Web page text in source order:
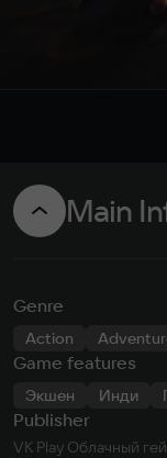
Main
Genre
Action
Game features
Экшен Инди
Publisher
VK Play Облачный